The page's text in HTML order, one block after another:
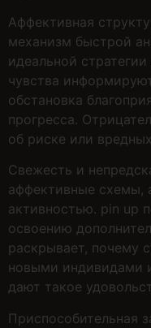
Аффективная
механизм быстрой
идеальной
чувства
обстановка
прогресса.
об риске или
Свежесть и
аффективные схемы,
активностью. pin up
освоению
раскрывает, почему
новыми индивидами
дают такое
Приспособительная